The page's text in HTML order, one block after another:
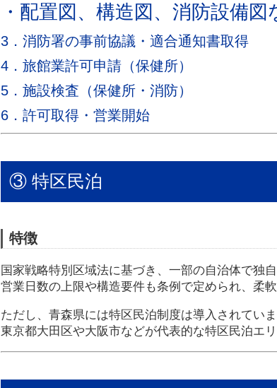
・配置図、構造図、消防設備図
3．消防署の事前協議・適合通知書取得
4．旅館業許可申請（保健所）
5．施設検査（保健所・消防）
6．許可取得・営業開始
③ 特区民泊
特徴
国家戦略特別区域法に基づき、一部の自治体で独
営業日数の上限や構造要件も条例で定められ、柔軟
ただし、青森県には特区民泊制度は導入されていま
東京都大田区や大阪市などが代表的な特区民泊エリ